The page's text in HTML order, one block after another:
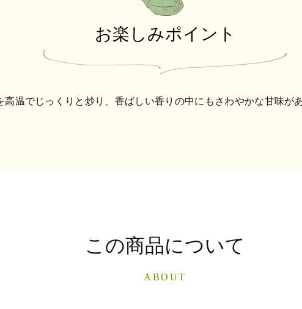
お楽しみポイント
高温でじっくりと炒り、香ばしい香りの中にもさわやかな甘味が
この商品について
ABOUT